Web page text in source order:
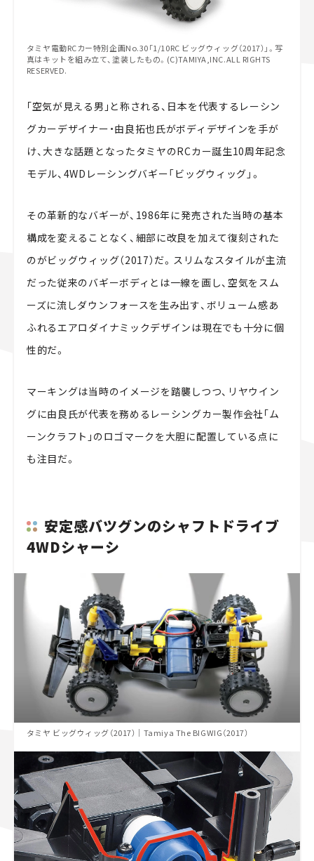
タミヤ電動RCカー特別企画No.30「1/10RC ビッグウィッグ（2017）」。写
真はキットを組み立て、塗装したもの。(C)TAMIYA,INC.ALL RIGHTS
RESERVED.
｢空気が見える男｣と称される、日本を代表するレーシン
グカーデザイナー・由良拓也氏がボディデザインを手が
け、大きな話題となったタミヤのRCカー誕生10周年記念
モデル、4WDレーシングバギー「ビッグウィッグ」。
その革新的なバギーが、1986年に発売された当時の基本
構成を変えることなく、細部に改良を加えて復刻された
のがビッグウィッグ（2017）だ。スリムなスタイルが主流
だった従来のバギーボディとは一線を画し、空気をスム
ーズに流しダウンフォースを生み出す、ボリューム感あ
ふれるエアロダイナミックデザインは現在でも十分に個
性的だ。
マーキングは当時のイメージを踏襲しつつ、リヤウイン
グに由良氏が代表を務めるレーシングカー製作会社｢ム
ーンクラフト｣のロゴマークを大胆に配置している点に
も注目だ。
安定感バツグンのシャフトドライブ
4WDシャーシ
タミヤ ビッグウィッグ（2017）｜Tamiya The BIGWIG（2017）